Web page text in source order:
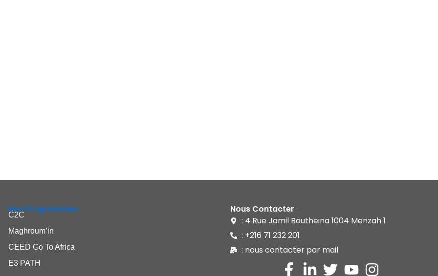
Nos Programmes
C2C
Maghroum’in
CEED Go To Africa
E3 PATH
Nous Contacter
: 4 Rue Jamil Boutheina 1004 Menzah 1
: +216 71 232 201
: nous contacter par mail